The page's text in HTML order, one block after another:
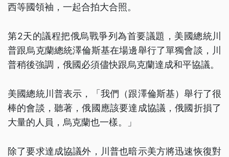
西等國領袖，一起合拍大合照。
第2天的議程把俄烏戰爭列為首要議題，美國總統川
普跟烏克蘭總統澤倫斯基在場邊舉行了單獨會談，川
普稍後強調，俄國必須儘快跟烏克蘭達成和平協議。
美國總統川普表示，「我們（跟澤倫斯基）舉行了很
棒的會談，聽著，俄國應該要達成協議，俄國折損了
大量的人員，烏克蘭也一樣。」
除了要求達成協議外，川普也暗示美方將迅速恢復對